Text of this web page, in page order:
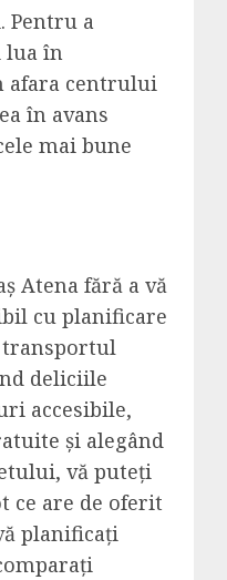
Pentru a
lua în
afara centrului
în avans
mai bune
Atena fără a vă
cu planificare
transportul
deliciile
accesibile,
și alegând
vă puteți
ce are de oferit
planificați